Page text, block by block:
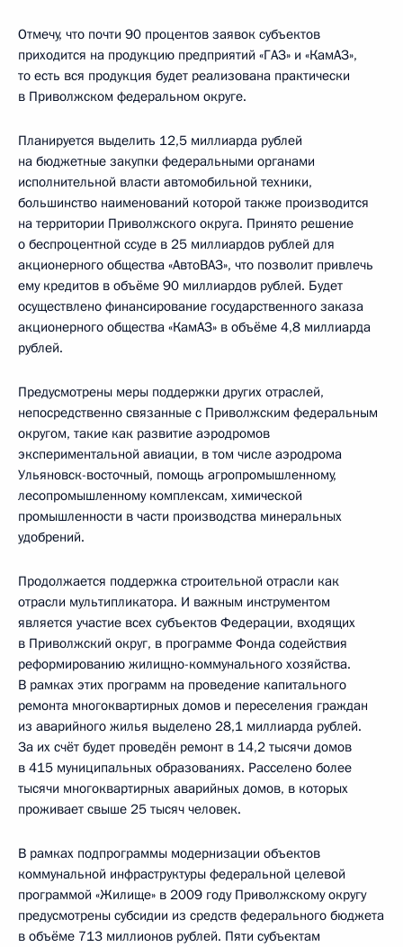
Отмечу, что почти 90 процентов заявок субъектов
приходится на продукцию предприятий «ГАЗ» и «КамАЗ»,
то есть вся продукция будет реализована практически
в Приволжском федеральном округе.
Планируется выделить 12,5 миллиарда рублей
на бюджетные закупки федеральными органами
исполнительной власти автомобильной техники,
большинство наименований которой также производится
на территории Приволжского округа. Принято решение
о беспроцентной ссуде в 25 миллиардов рублей для
акционерного общества «АвтоВАЗ», что позволит привлечь
ему кредитов в объёме 90 миллиардов рублей. Будет
осуществлено финансирование государственного заказа
акционерного общества «КамАЗ» в объёме 4,8 миллиарда
рублей.
Предусмотрены меры поддержки других отраслей,
непосредственно связанные с Приволжским федеральным
округом, такие как развитие аэродромов
экспериментальной авиации, в том числе аэродрома
Ульяновск-восточный, помощь агропромышленному,
лесопромышленному комплексам, химической
промышленности в части производства минеральных
удобрений.
Продолжается поддержка строительной отрасли как
отрасли мультипликатора. И важным инструментом
является участие всех субъектов Федерации, входящих
в Приволжский округ, в программе Фонда содействия
реформированию жилищно-коммунального хозяйства.
В рамках этих программ на проведение капитального
ремонта многоквартирных домов и переселения граждан
из аварийного жилья выделено 28,1 миллиарда рублей.
За их счёт будет проведён ремонт в 14,2 тысячи домов
в 415 муниципальных образованиях. Расселено более
тысячи многоквартирных аварийных домов, в которых
проживает свыше 25 тысяч человек.
В рамках подпрограммы модернизации объектов
коммунальной инфраструктуры федеральной целевой
программой «Жилище» в 2009 году Приволжскому округу
предусмотрены субсидии из средств федерального бюджета
в объёме 713 миллионов рублей. Пяти субъектам